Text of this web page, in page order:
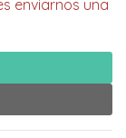
enviarnos una